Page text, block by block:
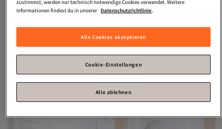
Versand kostenlos ab 35€
16,19€
Versand kostenlos ab 35€
13,23€
zustimmst, werden nur technisch notwendige Cookies verwendet. Weitere
Informationen findest du in unserer Datenschutzrichtlinie.
Alle Cookies akzeptieren
Cookie-Einstellungen
Alle ablehnen